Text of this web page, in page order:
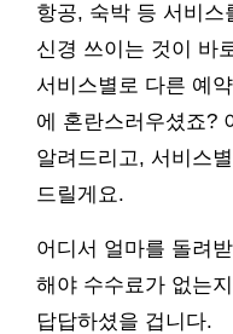
항공, 숙박 등 서비스
신경 쓰이는 것이 바
서비스별로 다른 예
에 혼란스러우셨죠?
알려드리고, 서비스
드릴게요.
어디서 얼마를 돌려
해야 수수료가 없는
답답하셨을 겁니다.